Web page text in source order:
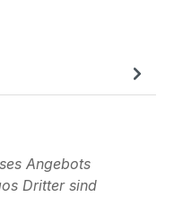
Angebots
Dritter sind